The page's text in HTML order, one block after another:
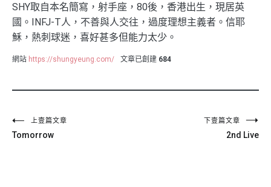
SHY取自本名簡寫，射手座，80後，香港出生，現居英
國。INFJ-T人，不善與人交往，過度理想主義者。信耶
穌，熱刺球迷，喜好甚多但能力太少。
網站 https://shungyeung.com/ 文章已創建 684
文
章
上壹篇文章
Tomorrow
下壹篇文章
2nd Live